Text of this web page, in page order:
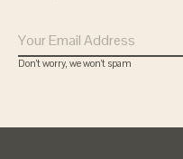
Don’t worry, we won’t spam